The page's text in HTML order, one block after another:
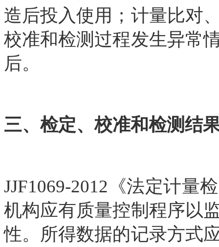
造后投入使用；计量比对
校准和检测过程发生异常
后。
三、检定、校准和检测结
JJF1069-2012《法定计量
机构应有质量控制程序以
性。所得数据的记录方式